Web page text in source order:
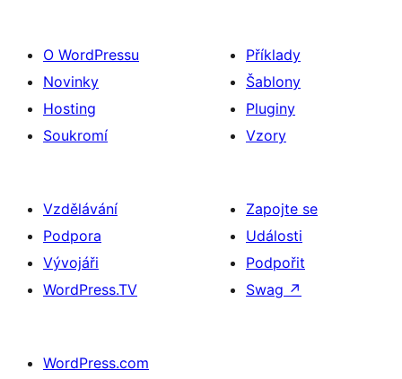
O WordPressu
Novinky
Hosting
Soukromí
Příklady
Šablony
Pluginy
Vzory
Vzdělávání
Podpora
Vývojáři
WordPress.TV
Zapojte se
Události
Podpořit
Swag ↗
WordPress.com